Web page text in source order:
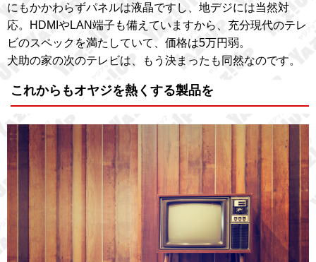
にもかかわらずパネルは液晶ですし、地デジには当然対
応。HDMIやLAN端子も備えていますから、充分現代のテレ
ビのスペックを満たしていて、価格は5万円弱。
犬助の家の次のテレビは、もう決まったも同然なのです。
これからもオヤジを熱くする製品を